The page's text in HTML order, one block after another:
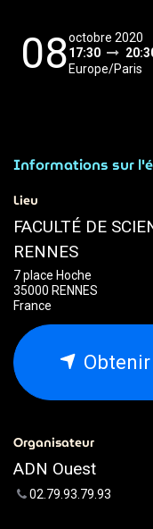
08octobre 2020
17:30
Europe/Paris
Informations sur
Lieu
FACULTÉ DE
RENNES
7 place Hoche
35000 RENNES
France
Organisateur
ADN Ouest
02.79.93.79.93